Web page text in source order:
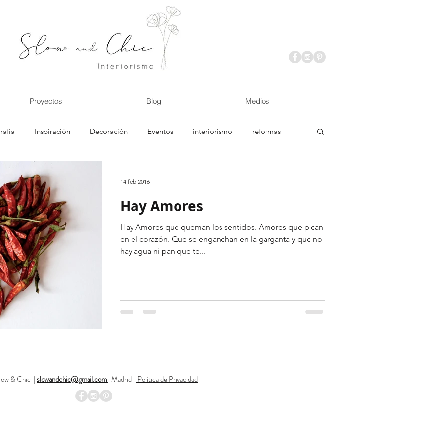
Proyectos Blog Medios
Inspiración Decoración Eventos interiorismo reformas
Hay Amores
Hay Amores que queman los sentidos. Amores que pican
en el corazón. Que se enganchan en la garganta y que no
hay agua ni pan que te...
14 feb 2016
& Chic |slowandchic@gmail.com|Madrid | Política de Privacidad